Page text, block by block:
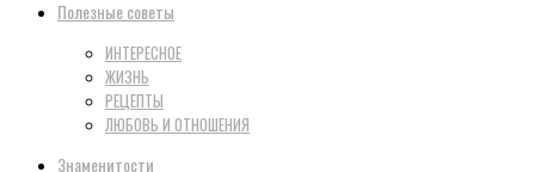
Полезные советы
ИНТЕРЕСНОЕ
ЖИЗНЬ
РЕЦЕПТЫ
ЛЮБОВЬ И ОТНОШЕНИЯ
Знаменитости